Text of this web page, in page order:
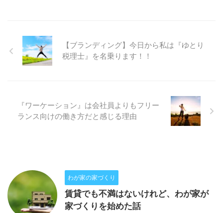
【ブランディング】今日から私は『ゆとり
税理士』を名乗ります！！
『ワーケーション』は会社員よりもフリー
ランス向けの働き方だと感じる理由
わが家の家づくり
賃貸でも不満はないけれど、わが家が
家づくりを始めた話